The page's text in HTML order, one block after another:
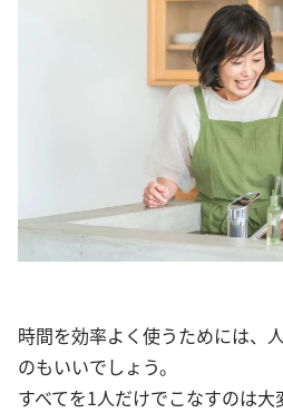
時間を効率よく使うためには、
のもいいでしょう。
すべてを1人だけでこなすのは